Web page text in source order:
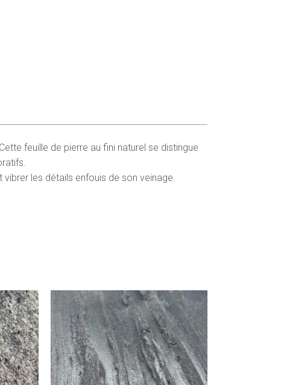
. Cette feuille de pierre au fini naturel se distingue
les détails enfouis de son veinage.